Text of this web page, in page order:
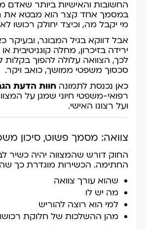
החשובות והאישיות ביותר שאדם
במסמך אחד קצר הוא מבטא את
מי יקבל מה, וכיצד יחולק רכושו
אבל דווקא בגיל המבוגר, ובעיקר
ירידה בזיכרון, מחלה קוגניטיבית
לכך, הצוואה עלולה להפוך
סכסוך משפטי ממושך, כואב ויקר.
כאן נכנסת לתמונה חוות הדעת
רפואי-משפטי חיוני שמגן על
ועל רצונו האישי.
צוואה: מסמך פשוט, סיכון
החוק דורש שהמצווה יהיה כשיר
החתימה. הכשירות מוגדרת כך
שהוא עורך צוואה
מה יש לו
למי הוא רוצה להוריש
מהן ההשלכות של חלוקת רכושו